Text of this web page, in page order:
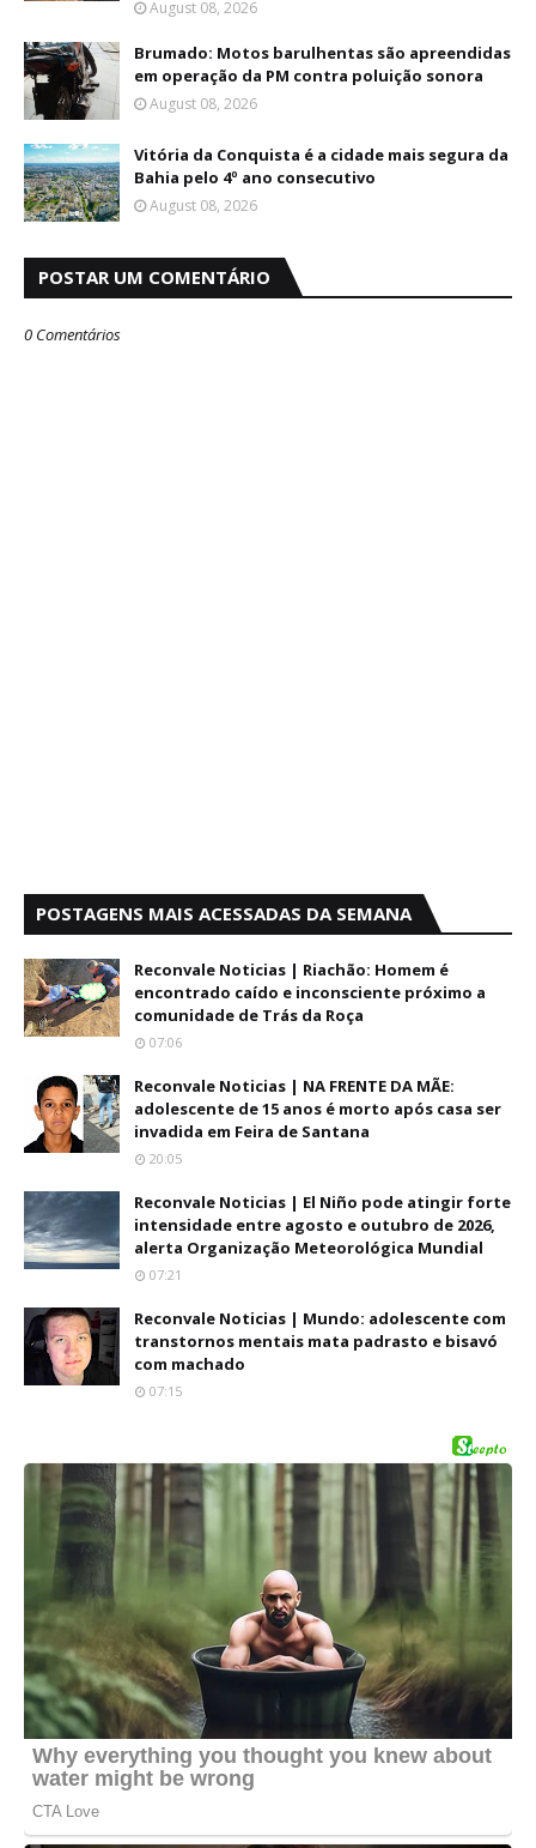
August 08, 2026
Brumado: Motos barulhentas são apreendidas
em operação da PM contra poluição sonora
August 08, 2026
Vitória da Conquista é a cidade mais segura da
Bahia pelo 4º ano consecutivo
August 08, 2026
POSTAR UM COMENTÁRIO
0 Comentários
POSTAGENS MAIS ACESSADAS DA SEMANA
Reconvale Noticias | Riachão: Homem é
encontrado caído e inconsciente próximo a
comunidade de Trás da Roça
07:06
Reconvale Noticias | NA FRENTE DA MÃE:
adolescente de 15 anos é morto após casa ser
invadida em Feira de Santana
20:05
Reconvale Noticias | El Niño pode atingir forte
intensidade entre agosto e outubro de 2026,
alerta Organização Meteorológica Mundial
07:21
Reconvale Noticias | Mundo: adolescente com
transtornos mentais mata padrasto e bisavó
com machado
07:15